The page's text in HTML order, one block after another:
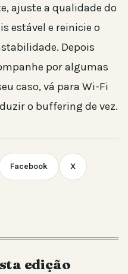
ajuste a qualidade do
estável e reinicie o
Depois
por algumas
caso, vá para Wi-Fi
o buffering de vez.
Facebook X
edição